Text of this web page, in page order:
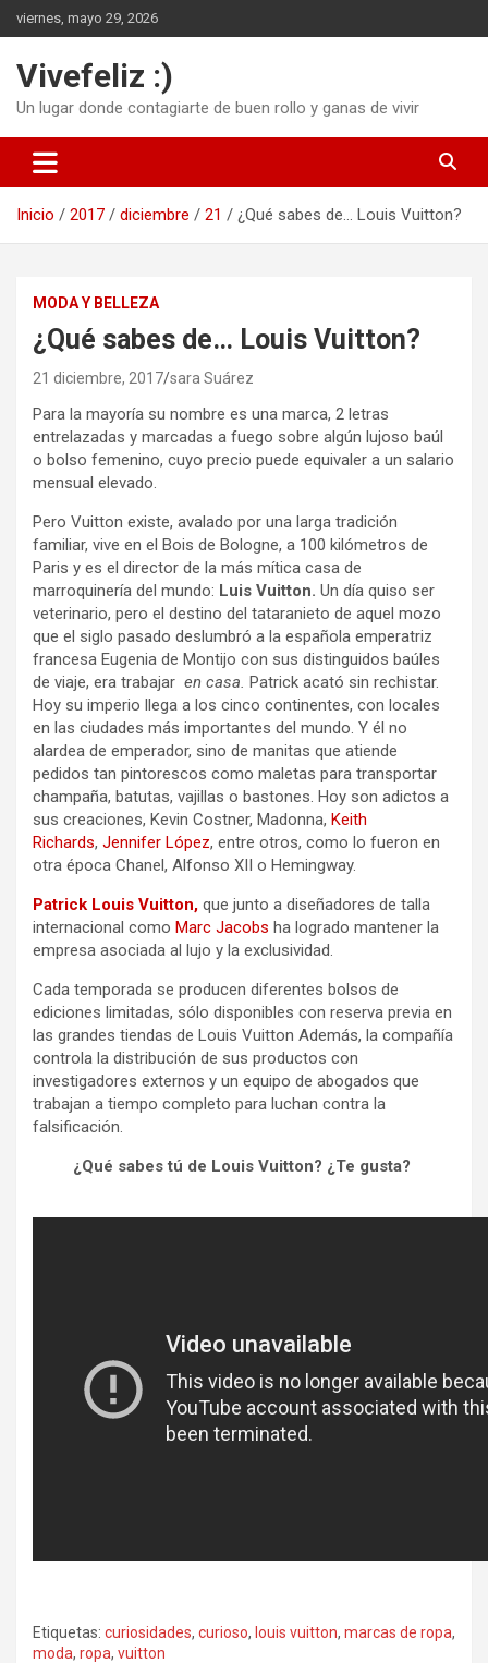
Saltar
al
viernes, mayo 29, 2026
Vivefeliz :)
Un lugar donde contagiarte de buen rollo y ganas de vivir
Inicio 2017 diciembre 21 ¿Qué sabes de… Louis Vuitton?
MODA Y BELLEZA
¿Qué sabes de… Louis Vuitton?
21 diciembre, 2017 sara Suárez
Para la mayoría su nombre es una marca, 2 letras
entrelazadas y marcadas a fuego sobre algún lujoso baúl
o bolso femenino, cuyo precio puede equivaler a un salario
mensual elevado.
Pero Vuitton existe, avalado por una larga tradición
familiar, vive en el Bois de Bologne, a 100 kilómetros de
Paris y es el director de la más mítica casa de
marroquinería del mundo: Luis Vuitton. Un día quiso ser
veterinario, pero el destino del tataranieto de aquel mozo
que el siglo pasado deslumbró a la española emperatriz
francesa Eugenia de Montijo con sus distinguidos baúles
de viaje, era trabajar en casa. Patrick acató sin rechistar.
Hoy su imperio llega a los cinco continentes, con locales
en las ciudades más importantes del mundo. Y él no
alardea de emperador, sino de manitas que atiende
pedidos tan pintorescos como maletas para transportar
champaña, batutas, vajillas o bastones. Hoy son adictos a
sus creaciones, Kevin Costner, Madonna, Keith
Richards, Jennifer López, entre otros, como lo fueron en
otra época Chanel, Alfonso XII o Hemingway.
Patrick Louis Vuitton, que junto a diseñadores de talla
internacional como Marc Jacobs ha logrado mantener la
empresa asociada al lujo y la exclusividad.
Cada temporada se producen diferentes bolsos de
ediciones limitadas, sólo disponibles con reserva previa en
las grandes tiendas de Louis Vuitton Además, la compañía
controla la distribución de sus productos con
investigadores externos y un equipo de abogados que
trabajan a tiempo completo para luchan contra la
falsificación.
¿Qué sabes tú de Louis Vuitton? ¿Te gusta?
Etiquetas: curiosidades, curioso, louis vuitton, marcas de ropa,
moda, ropa, vuitton